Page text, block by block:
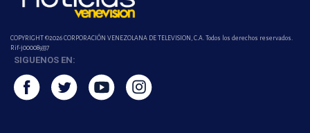
COPYRIGHT ©2026 CORPORACIÓN VENEZOLANA DE TELEVISION, C.A. Todos los derechos reservados.
Rif-j000089337
SIGUENOS EN: